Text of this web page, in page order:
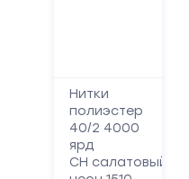
Нитки
полиэстер
40/2 4000
ярд
СН салатовый